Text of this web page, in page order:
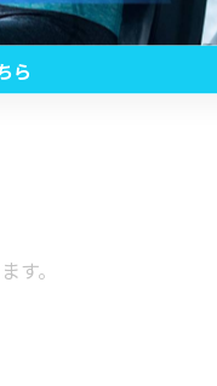
Raysマラソン」の
す。
ら